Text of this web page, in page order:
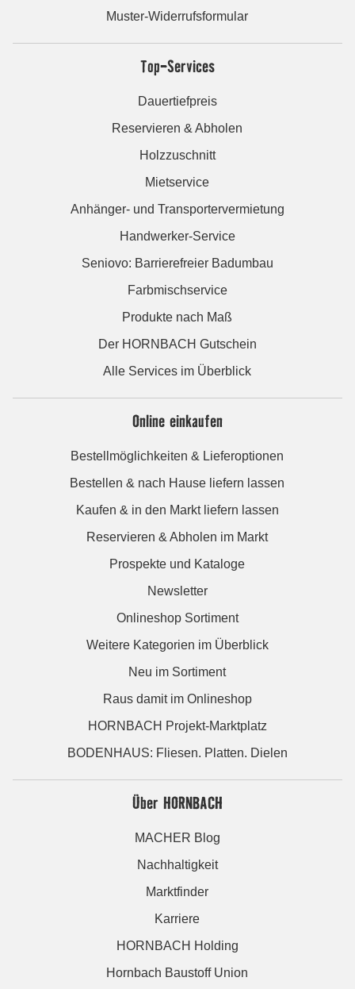
Muster-Widerrufsformular
Top-Services
Dauertiefpreis
Reservieren & Abholen
Holzzuschnitt
Mietservice
Anhänger- und Transportervermietung
Handwerker-Service
Seniovo: Barrierefreier Badumbau
Farbmischservice
Produkte nach Maß
Der HORNBACH Gutschein
Alle Services im Überblick
Online einkaufen
Bestellmöglichkeiten & Lieferoptionen
Bestellen & nach Hause liefern lassen
Kaufen & in den Markt liefern lassen
Reservieren & Abholen im Markt
Prospekte und Kataloge
Newsletter
Onlineshop Sortiment
Weitere Kategorien im Überblick
Neu im Sortiment
Raus damit im Onlineshop
HORNBACH Projekt-Marktplatz
BODENHAUS: Fliesen. Platten. Dielen
Über HORNBACH
MACHER Blog
Nachhaltigkeit
Marktfinder
Karriere
HORNBACH Holding
Hornbach Baustoff Union